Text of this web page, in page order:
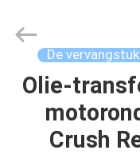
THUIS
PRODUCTEN
Spare
Parts
Rights
Reserved.
De
Olie-
Crush